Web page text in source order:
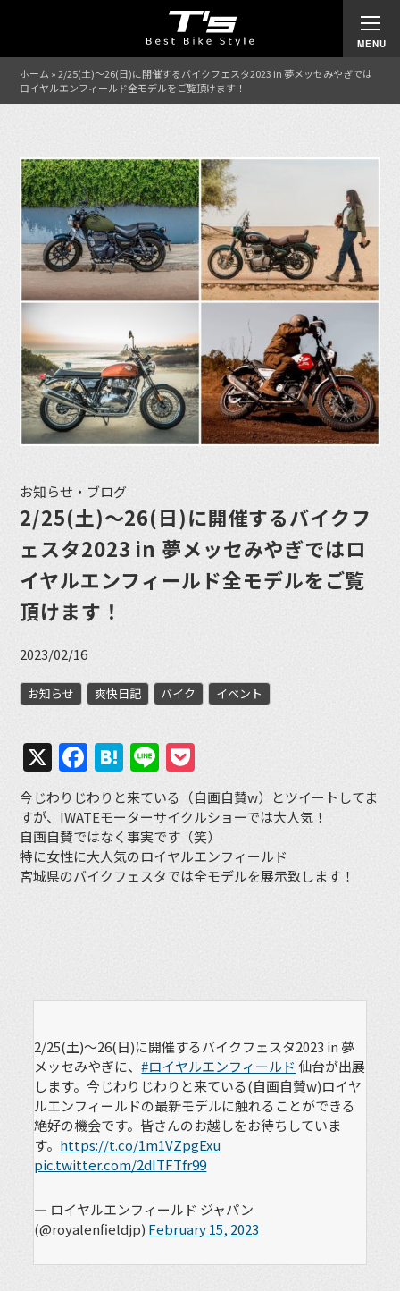
ホーム »2/25(土)〜26(日)に開催するバイクフェスタ2023 in 夢メッセみやぎでは
ロイヤルエンフィールド全モデルをご覧頂けます！
お知らせ・ブログ
2/25(土)〜26(日)に開催するバイクフ
ェスタ2023 in 夢メッセみやぎではロ
イヤルエンフィールド全モデルをご覧
頂けます！
2023/02/16
お知らせ 爽快日記 バイク イベント
X Facebook
Hatena
Line
今じわりじわりと来ている（自画自賛w）とツイートしてま
すが、IWATEモーターサイクルショーでは大人気！
自画自賛ではなく事実です（笑）
特に女性に大人気のロイヤルエンフィールド
宮城県のバイクフェスタでは全モデルを展示致します！
2/25(土)〜26(日)に開催するバイクフェスタ2023 in 夢
メッセみやぎに、#ロイヤルエンフィールド 仙台が出展
します。今じわりじわりと来ている(自画自賛w)ロイヤ
ルエンフィールドの最新モデルに触れることができる
絶好の機会です。皆さんのお越しをお待ちしていま
す。 https://t.co/1m1VZpgExu
pic.twitter.com/2dITFTfr99
— ロイヤルエンフィールド ジャパン
(@royalenfieldjp) February 15, 2023